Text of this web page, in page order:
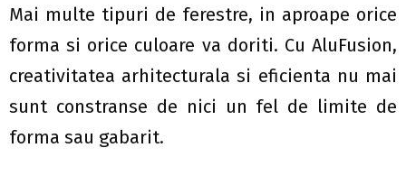
Mai multe tipuri de ferestre, in aproape orice
forma si orice culoare va doriti. Cu AluFusion,
creativitatea arhitecturala si eficienta nu mai
sunt constranse de nici un fel de limite de
forma sau gabarit.